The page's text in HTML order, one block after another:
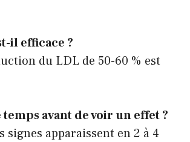
il efficace ?
du LDL de 50-60 % est
temps avant de voir un effet ?
signes apparaissent en 2 à 4